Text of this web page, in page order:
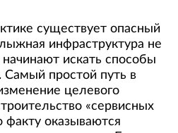
существует опасный
инфраструктура не
искать способы
Самый простой путь в
целевого
«сервисных
факту оказываются